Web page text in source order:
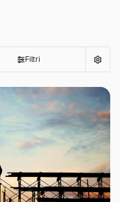
Filtri